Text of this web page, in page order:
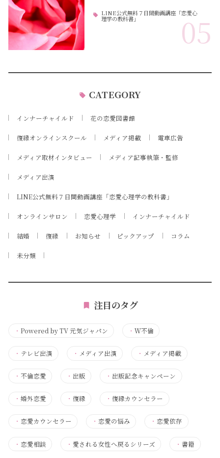
LINE公式無料７日間動画講座「恋愛心
理学の教科書」 05
CATEGORY
インナーチャイルド 花の恋愛図書館
復縁オンラインスクール メディア掲載 電車広告
メディア取材インタビュー メディア記事執筆・監修
メディア出演
LINE公式無料７日間動画講座「恋愛心理学の教科書」
オンラインサロン 恋愛心理学 インナーチャイルド
結婚 復縁 お知らせ ピックアップ コラム
未分類
注目のタグ
・ Powered by TV 元気ジャパン ・Ｗ不倫
・ テレビ出演 ・ メディア出演 ・ メディア掲載
・ 不倫恋愛 ・ 出版 ・ 出版記念キャンペーン
・ 婚外恋愛 ・復縁 ・復縁カウンセラー
・ 恋愛カウンセラー ・ 恋愛の悩み ・ 恋愛依存
・ 恋愛相談 ・ 愛される女性へ戻るシリーズ ・書籍